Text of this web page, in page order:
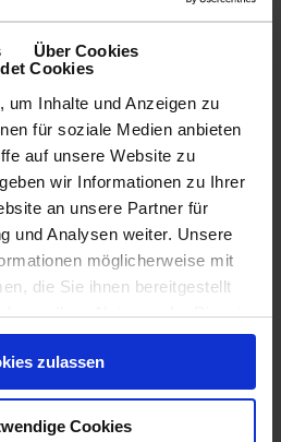
Über Cookies
Cookies
um Inhalte und Anzeigen zu
für soziale Medien anbieten
auf unsere Website zu
wir Informationen zu Ihrer
an unsere Partner für
und Analysen weiter. Unsere
möglicherweise mit
die Sie ihnen bereitgestellt
Ihrer Nutzung der Dienste
zulassen
Cookies
mehr Genuss und
Sie verbindet das
der Marke mit einem
für nachhaltigere
damit ein ganz neues
4